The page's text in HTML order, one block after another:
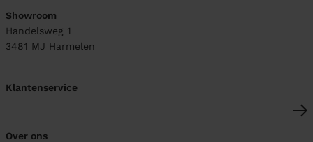
Showroom
Handelsweg 1
3481 MJ Harmelen
Klantenservice
Over ons